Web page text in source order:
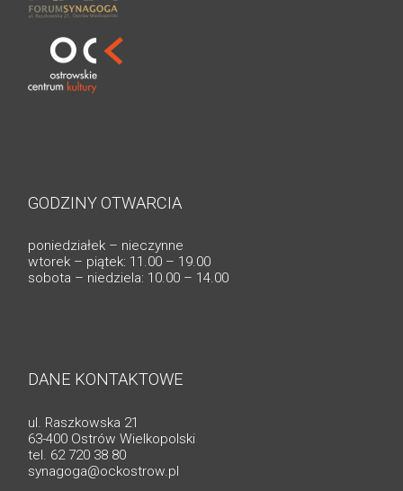
GODZINY OTWARCIA
poniedziałek – nieczynne
wtorek – piątek: 11.00 – 19.00
sobota – niedziela: 10.00 – 14.00
DANE KONTAKTOWE
ul. Raszkowska 21
63-400 Ostrów Wielkopolski
tel. 62 720 38 80
synagoga@ockostrow.pl